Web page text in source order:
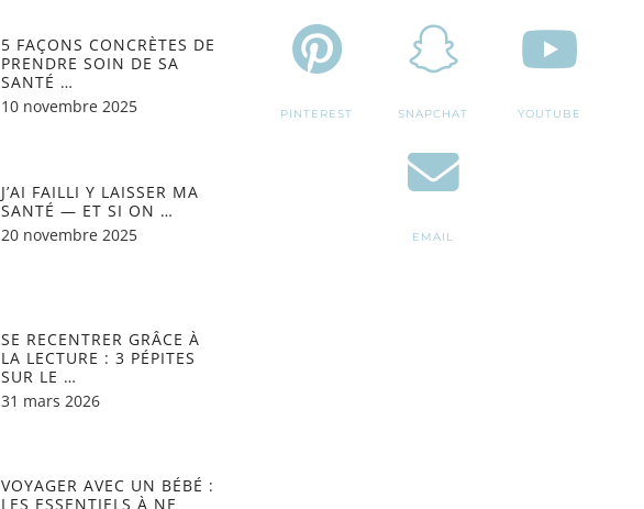
5 FAÇONS CONCRÈTES DE
PRENDRE SOIN DE SA
SANTÉ …
10 novembre 2025
J’AI FAILLI Y LAISSER MA
SANTÉ — ET SI ON …
20 novembre 2025
SE RECENTRER GRÂCE À
LA LECTURE : 3 PÉPITES
SUR LE …
31 mars 2026
VOYAGER AVEC UN BÉBÉ :
LES ESSENTIELS À NE
PINTEREST SNAPCHAT YOUTUBE
EMAIL